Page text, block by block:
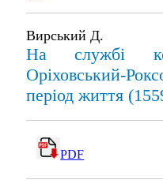
Вирський Д.
На службі
Оріховський-
період життя
PDF